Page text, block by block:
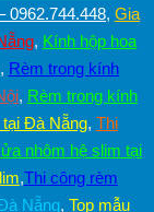
0962.744.448, Gia
, Kính hộp hoa
, Rèm trong kính
, Rèm trong kính
Đà Nẵng, Thi
nhôm hệ slim tại
,Thi công rèm
Nẵng, Top mẫu